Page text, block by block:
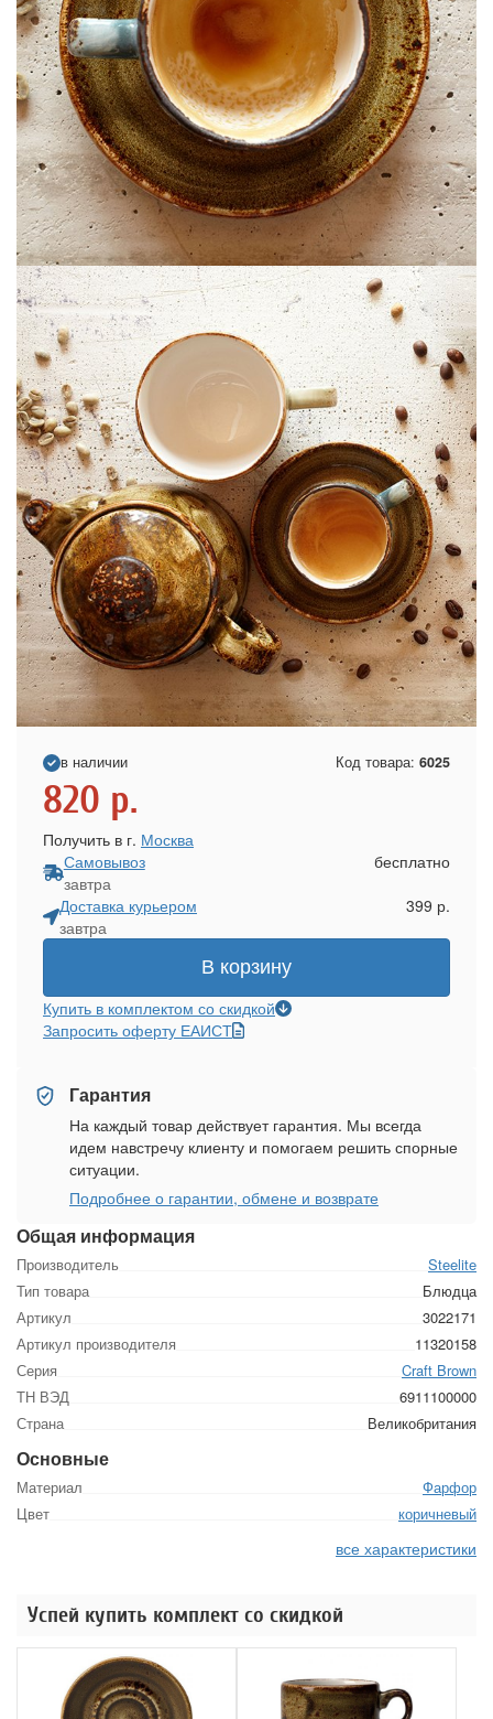
Общая информация
Производитель
Steelite
Тип товара
Блюдца
Артикул
3022171
Артикул производителя
11320158
Серия
Craft Brown
ТН ВЭД
6911100000
Страна
Великобритания
Основные
Материал
Фарфор
Цвет
коричневый
все характеристики
в наличии Код товара: 6025
820 р.
Получить в г. Москва
Самовывоз
завтра
бесплатно
Доставка курьером
завтра
399 р.
В корзину
Купить в комплектом со скидкой
Запросить оферту ЕАИСТ
Гарантия
На каждый товар действует гарантия. Мы всегда
идем навстречу клиенту и помогаем решить спорные
ситуации.
Подробнее о гарантии, обмене и возврате
Успей купить комплект со скидкой